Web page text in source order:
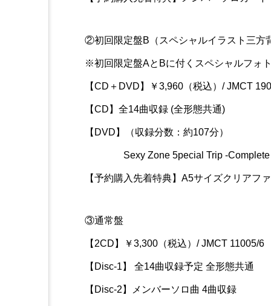
②初回限定盤B（スペシャルイラスト三方
※初回限定盤AとBに付くスペシャルフォ
【CD＋DVD】￥3,960（税込）/ JMCT
【CD】全14曲収録 (全形態共通)
【DVD】（収録分数：約107分）
Sexy Zone 5pecial Trip -Complete
【予約購入先着特典】A5サイズクリアフ
③通常盤
【2CD】￥3,300（税込）/ JMCT 11005/6
【Disc-1】 全14曲収録予定 全形態共通
【Disc-2】メンバーソロ曲 4曲収録